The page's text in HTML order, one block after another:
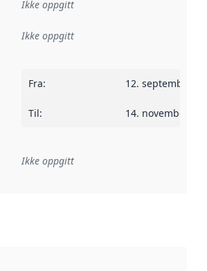
Ikke oppgitt
:
Ikke oppgitt
Fra: 12. september
Til: 14. november
Referanse til en implementasjonsregel
Ikke oppgitt